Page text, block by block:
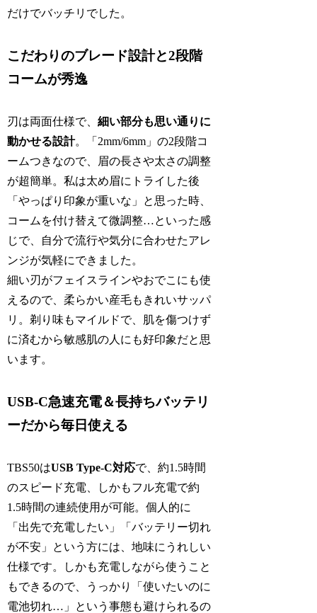
だけでバッチリでした。
こだわりのブレード設計と2段階
コームが秀逸
刃は両面仕様で、細い部分も思い通りに
動かせる設計。「2mm/6mm」の2段階コ
ームつきなので、眉の長さや太さの調整
が超簡単。私は太め眉にトライした後
「やっぱり印象が重いな」と思った時、
コームを付け替えて微調整…といった感
じで、自分で流行や気分に合わせたアレ
ンジが気軽にできました。
細い刃がフェイスラインやおでこにも使
えるので、柔らかい産毛もきれいサッパ
リ。剃り味もマイルドで、肌を傷つけず
に済むから敏感肌の人にも好印象だと思
います。
USB-C急速充電＆長持ちバッテリ
ーだから毎日使える
TBS50はUSB Type-C対応で、約1.5時間
のスピード充電、しかもフル充電で約
1.5時間の連続使用が可能。個人的に
「出先で充電したい」「バッテリー切れ
が不安」という方には、地味にうれしい
仕様です。しかも充電しながら使うこと
もできるので、うっかり「使いたいのに
電池切れ…」という事態も避けられるの